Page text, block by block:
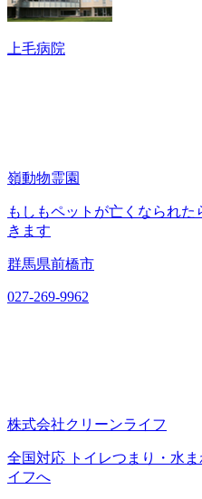
上毛病院
嶺動物霊園
もしもペットが亡くなられ
きます
群馬県前橋市
027-269-9962
株式会社クリーンライフ
全国対応 トイレつまり・水
イフへ